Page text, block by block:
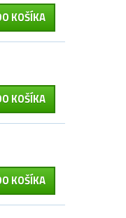
KOŠÍKA
KOŠÍKA
KOŠÍKA